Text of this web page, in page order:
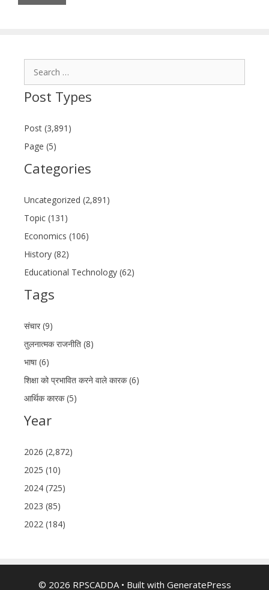
Post Types
Post (3,891)
Page (5)
Categories
Uncategorized (2,891)
Topic (131)
Economics (106)
History (82)
Educational Technology (62)
Tags
संचार (9)
तुलनात्मक राजनीति (8)
भाषा (6)
शिक्षा को प्रभावित करने वाले कारक (6)
आर्थिक कारक (5)
Year
2026 (2,872)
2025 (10)
2024 (725)
2023 (85)
2022 (184)
© 2026 RPSCADDA• Built with GeneratePress